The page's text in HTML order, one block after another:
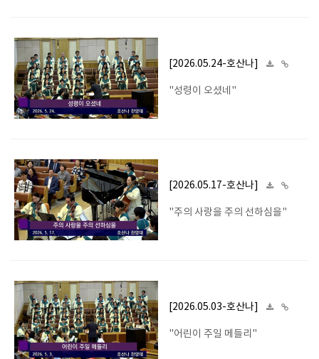
[2026.05.24-호산나]
"성령이 오셨네"
[2026.05.17-호산나]
"주의 사랑을 주의 선하심을"
[2026.05.03-호산나]
"어린이 주일 메들리"